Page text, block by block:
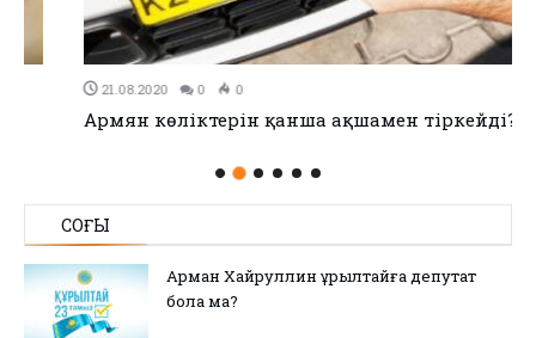
21.08.2020 0 0
Армян көліктерін қанша ақшамен тіркейді?
СОҢҒЫ
Арман Хайруллин Құрылтайға депутат
бола ма?